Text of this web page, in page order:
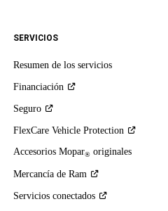
SERVICIOS
Resumen de los servicios
Financiación
Seguro
FlexCare Vehicle Protection
Accesorios Mopar® originales
Mercancía de Ram
Servicios conectados